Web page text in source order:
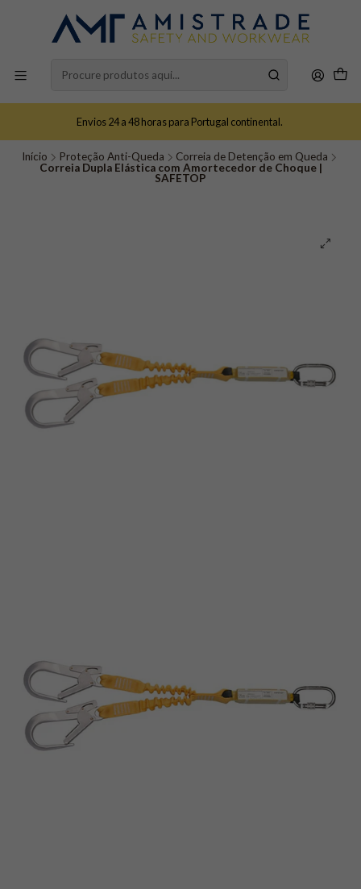
Envios 24 a 48 horas para Portugal continental.
Início Proteção Anti-Queda
Correia de Detenção em Queda
Correia Dupla Elástica com Amortecedor de Choque |
SAFETOP